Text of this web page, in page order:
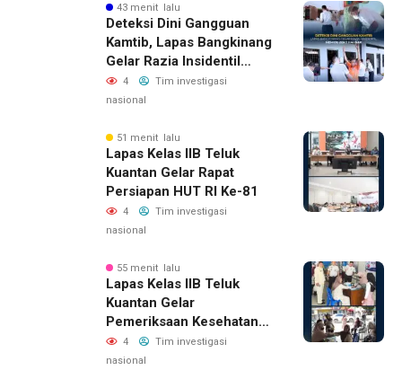
43 menit lalu
Deteksi Dini Gangguan
Kamtib, Lapas Bangkinang
Gelar Razia Insidentil
Menuju Zero Halinar
4
Tim investigasi
nasional
51 menit lalu
Lapas Kelas IIB Teluk
Kuantan Gelar Rapat
Persiapan HUT RI Ke-81
4
Tim investigasi
nasional
55 menit lalu
Lapas Kelas IIB Teluk
Kuantan Gelar
Pemeriksaan Kesehatan
Gratis Bagi Keluarga
Warga Binaan Dan
4
Tim investigasi
nasional